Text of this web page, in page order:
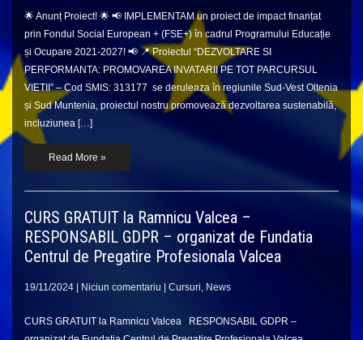
🌟 Anunț Proiect! 🌟 📢 IMPLEMENTAM un proiect de impact finanțat
prin Fondul Social European + (FSE+) în cadrul Programului Educație
și Ocupare 2021-2027! 📢 📍 Proiectul “DEZVOLTARE SI
PERFORMANTA: PROMOVAREA INVATARII PE TOT PARCURSUL
VIETII” – Cod SMIS: 313177 se deruleaza în regiunile Sud-Vest Oltenia
și Sud Muntenia, proiectul nostru promovează dezvoltarea sustenabilă,
incluziunea […]
Read More »
CURS GRATUIT la Ramnicu Valcea –
RESPONSABIL GDPR – organizat de Fundatia
Centrul de Pregatire Profesionala Valcea
19/11/2024 Niciun comentariu Cursuri, News
CURS GRATUIT la Ramnicu Valcea RESPONSABIL GDPR –